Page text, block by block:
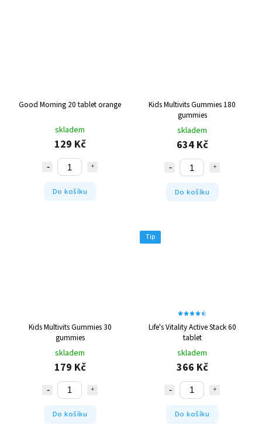
Good Morning 20 tablet orange
skladem
129 Kč
Do košíku
Kids Multivits Gummies 180
gummies
skladem
634 Kč
Do košíku
Kids Multivits Gummies 30
gummies
skladem
179 Kč
Do košíku
Tip
Life's Vitality Active Stack 60
tablet
skladem
366 Kč
Do košíku